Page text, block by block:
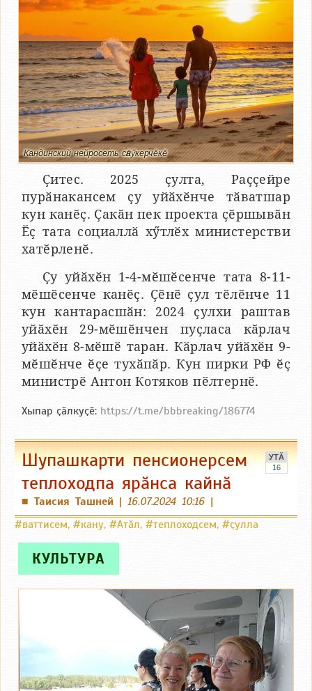
Кандинский нейросеть сӑнӳкерчӗкӗ
Ҫитес. 2025 ҫулта, Раҫҫейре
пурӑнакансем ҫу уйӑхӗнче тӑватшар
кун канӗҫ. Ҫакӑн пек проекта ҫӗршывӑн
Ӗҫ тата социаллӑ хӳтлӗх министерстви
хатӗрленӗ.
Ҫу уйӑхӗн 1-4-мӗшӗсенче тата 8-11-
мӗшӗсенче канӗҫ. Ҫӗнӗ ҫул тӗлӗнче 11
кун кантарасшӑн: 2024 ҫулхи раштав
уйӑхӗн 29-мӗшӗнчен пуҫласа кӑрлач
уйӑхӗн 8-мӗшӗ таран. Кӑрлач уйӑхӗн 9-
мӗшӗнче ӗҫе тухӑпӑр. Кун пирки РФ ӗҫ
министрӗ Антон Котяков пӗлтернӗ.
Хыпар ҫӑлкуҫӗ: https://t.me/bbbreaking/186774
УТӐ
16
Шупашкарти пенсионерсем
теплоходпа ярӑнса кайнӑ
■ Таисия Ташней | 16.07.2024 10:16 |
#ваттисем, #кану, #Атӑл, #теплоходсем, #ҫулла
КУЛЬТУРА